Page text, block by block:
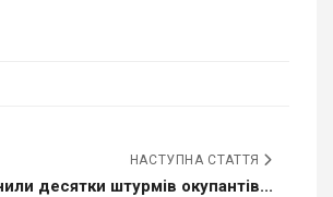
НАСТУПНА СТАТТЯ
десятки штурмів окупантів...